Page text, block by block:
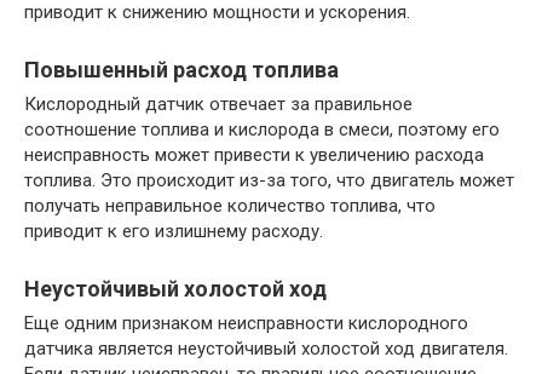
приводит к снижению мощности и ускорения.
Повышенный расход топлива
Кислородный датчик отвечает за правильное
соотношение топлива и кислорода в смеси, поэтому его
неисправность может привести к увеличению расхода
топлива. Это происходит из-за того, что двигатель может
получать неправильное количество топлива, что
приводит к его излишнему расходу.
Неустойчивый холостой ход
Еще одним признаком неисправности кислородного
датчика является неустойчивый холостой ход двигателя.